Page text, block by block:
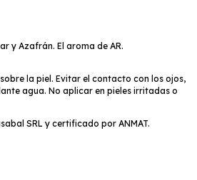
y Azafrán. El aroma de AR.
la piel. Evitar el contacto con los ojos,
agua. No aplicar en pieles irritadas o
SRL y certificado por ANMAT.